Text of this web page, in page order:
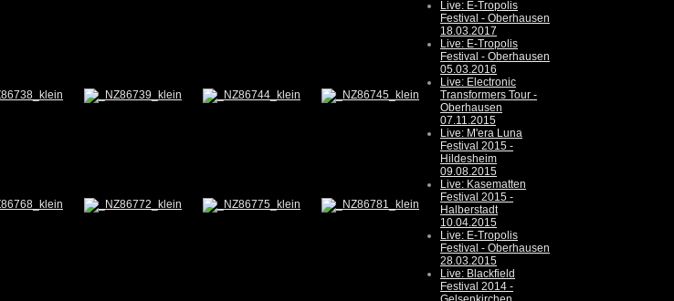
Live: E-Tropolis
Festival - Oberhausen
18.03.2017
Live: E-Tropolis
Festival - Oberhausen
05.03.2016
Live: Electronic
Transformers Tour -
Oberhausen
07.11.2015
Live: M'era Luna
Festival 2015 -
Hildesheim
09.08.2015
Live: Kasematten
Festival 2015 -
Halberstadt
10.04.2015
Live: E-Tropolis
Festival - Oberhausen
28.03.2015
Live: Blackfield
Festival 2014 -